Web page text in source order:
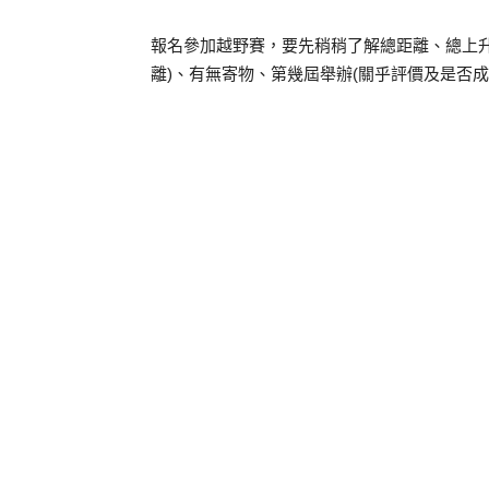
報名參加越野賽，要先稍稍了解總距離、總上
離)、有無寄物、第幾屆舉辦(關乎評價及是